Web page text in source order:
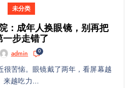
未分类
：成年人换眼镜，别再把
一步走错了
admin 0
很苦恼。眼镜戴了两年，看屏幕越
来越吃力…